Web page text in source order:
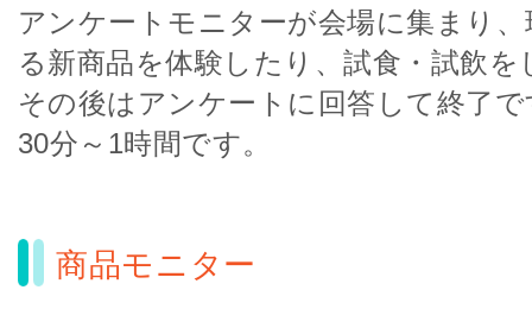
アンケートモニターが会場に集まり
る新商品を体験したり、試食・試飲
その後はアンケートに回答して終了
30分～1時間です。
商品モニター